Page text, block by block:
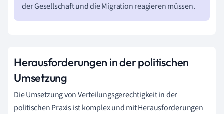
der Gesellschaft und die Migration reagieren müssen.
Herausforderungen in der politischen
Umsetzung
Die Umsetzung von Verteilungsgerechtigkeit in der
politischen Praxis ist komplex und mit Herausforderungen